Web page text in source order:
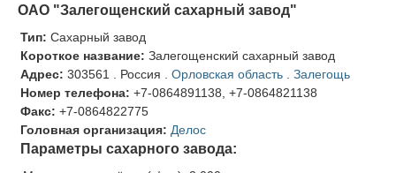
ОАО "Залегощенский сахарный завод"
Тип: Сахарный завод
Короткое название: Залегощенский сахарный завод
Адрес: 303561 Россия Орловская область
Залегощь
Номер телефона: +7-0864891138, +7-0864821138
Факс: +7-0864822775
Головная организация: Делос
Параметры сахарного завода: